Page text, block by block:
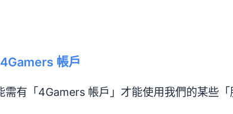
帳戶
需有「4Gamers 帳戶」才能使用我們的某些「